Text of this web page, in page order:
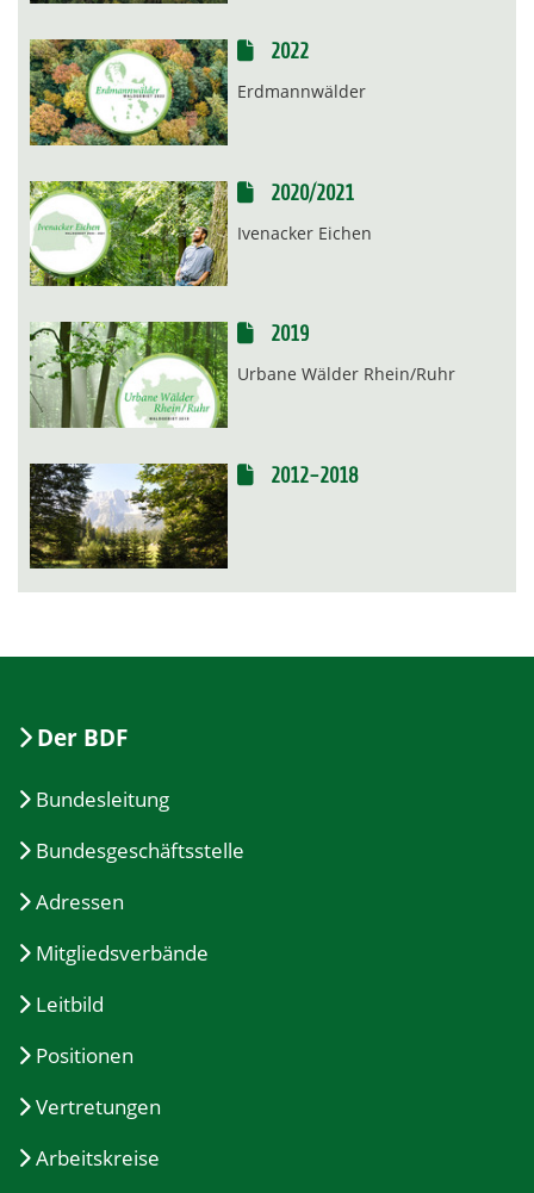
2022
Erdmannwälder
2020/2021
Ivenacker Eichen
2019
Urbane Wälder Rhein/Ruhr
2012-2018
Der BDF
Bundesleitung
Bundesgeschäftsstelle
Adressen
Mitgliedsverbände
Leitbild
Positionen
Vertretungen
Arbeitskreise